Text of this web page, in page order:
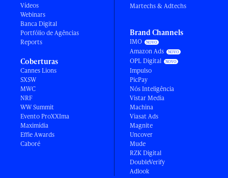
Vídeos
Webinars
Banca Digital
Portfólio de Agências
Reports
Coberturas
Cannes Lions
SXSW
MWC
NRF
WW Summit
Evento ProXXIma
Maximídia
Effie Awards
Caboré
Martechs & Adtechs
Brand Channels
IMO
Amazon Ads
OPL Digital
Impulso
PicPay
Nós Inteligência
Vistar Media
Machina
Viasat Ads
Magnite
Uncover
Mude
RZK Digital
DoubleVerify
Adlook